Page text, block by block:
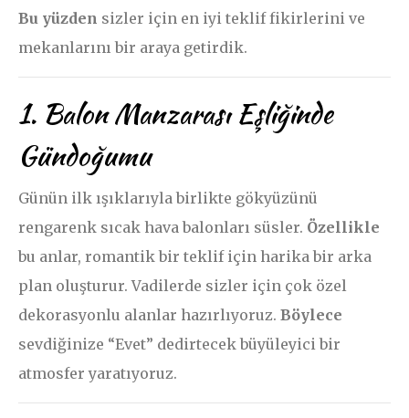
Bu yüzden sizler için en iyi teklif fikirlerini ve
mekanlarını bir araya getirdik.
1. Balon Manzarası Eşliğinde
Gündoğumu
Günün ilk ışıklarıyla birlikte gökyüzünü
rengarenk sıcak hava balonları süsler. Özellikle
bu anlar, romantik bir teklif için harika bir arka
plan oluşturur. Vadilerde sizler için çok özel
dekorasyonlu alanlar hazırlıyoruz. Böylece
sevdiğinize “Evet” dedirtecek büyüleyici bir
atmosfer yaratıyoruz.